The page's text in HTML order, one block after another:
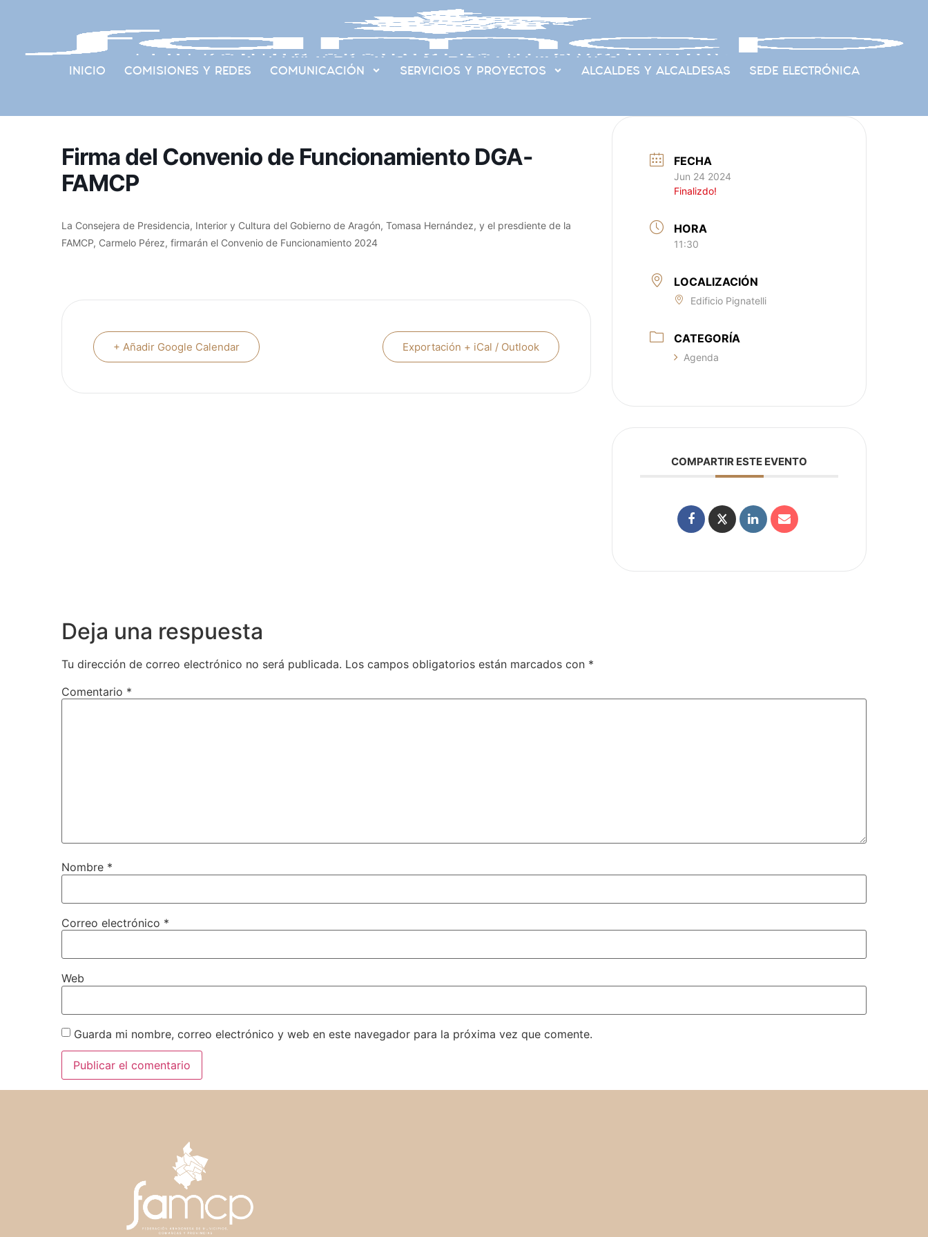
INICIO COMISIONES Y REDES COMUNICACIÓN SERVICIOS Y PROYECTOS ALCALDES Y ALCALDESAS SEDE ELECTRÓNICA
Firma del Convenio de Funcionamiento DGA-
FAMCP
La Consejera de Presidencia, Interior y Cultura del Gobierno de Aragón, Tomasa Hernández, y el presdiente de la
FAMCP, Carmelo Pérez, firmarán el Convenio de Funcionamiento 2024
+ Añadir Google Calendar Exportación + iCal / Outlook
FECHA
Jun 24 2024
Finalizdo!
HORA
11:30
LOCALIZACIÓN
Edificio Pignatelli
CATEGORÍA
Agenda
COMPARTIR ESTE EVENTO
Deja una respuesta
Tu dirección de correo electrónico no será publicada. Los campos obligatorios están marcados con *
Comentario *
Nombre *
Correo electrónico *
Web
Guarda mi nombre, correo electrónico y web en este navegador para la próxima vez que comente.